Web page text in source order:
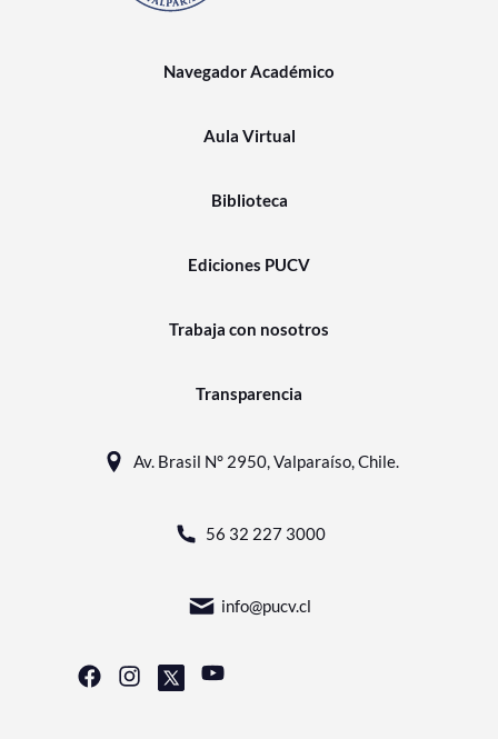
Navegador Académico
Aula Virtual
Biblioteca
Ediciones PUCV
Trabaja con nosotros
Transparencia
Av. Brasil N° 2950, Valparaíso, Chile.
56 32 227 3000
info@pucv.cl